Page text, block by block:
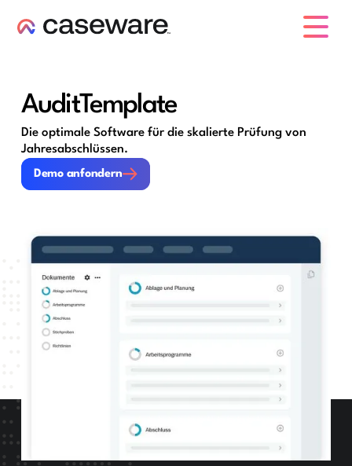
AuditTemplate
Die optimale Software für die skalierte Prüfung von
Jahresabschlüssen.
Demo anfondern
Demo anfondern